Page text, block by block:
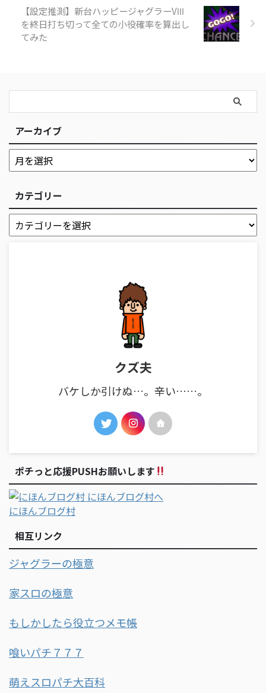
【設定推測】新台ハッピージャグラーVⅢ
を終日打ち切って全ての小役確率を算出し
てみた
アーカイブ
カテゴリー
クズ夫
バケしか引けぬ…。辛い……。
ポチっと応援PUSHお願いします
にほんブログ村
相互リンク
ジャグラーの極意
家スロの極意
もしかしたら役立つメモ帳
喰いパチ７７７
萌えスロパチ大百科